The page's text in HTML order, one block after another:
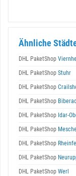
Ähnliche
DHL PaketShop
DHL PaketShop Stuhr
DHL PaketShop
DHL PaketShop
DHL PaketShop Idar-
DHL PaketShop
DHL PaketShop
DHL PaketShop
DHL PaketShop Werl